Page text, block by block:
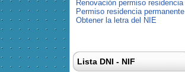
Renovación permiso residencia
Permiso residencia permanente
Obtener la letra del NIE
Lista DNI - NIF